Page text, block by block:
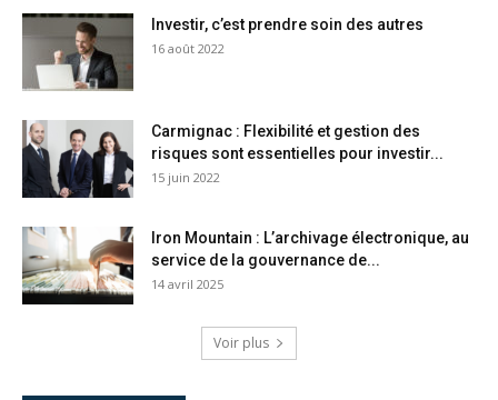
Investir, c’est prendre soin des autres
16 août 2022
Carmignac : Flexibilité et gestion des
risques sont essentielles pour investir...
15 juin 2022
Iron Mountain : L’archivage électronique, au
service de la gouvernance de...
14 avril 2025
Voir plus